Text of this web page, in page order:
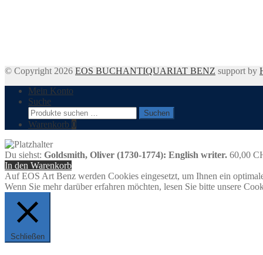
© Copyright 2026 EOS BUCHANTIQUARIAT BENZ support by
Mein Konto
Suche
Suchen
nach:
Suchen
Warenkorb 0
Du siehst: Goldsmith, Oliver (1730-1774): English writer. 60,00
In den Warenkorb
Auf EOS Art Benz werden Cookies eingesetzt, um Ihnen ein
Wenn Sie mehr darüber erfahren möchten, lesen Sie bitte unsere
Schließen